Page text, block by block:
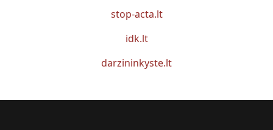
stop-acta.lt
idk.lt
darzininkyste.lt